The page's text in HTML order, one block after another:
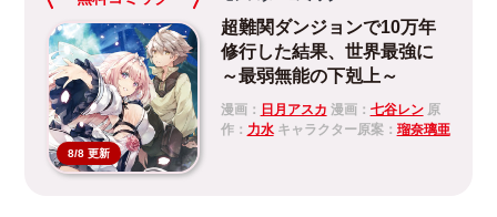
8/8 更新
超難関ダンジョンで10万年
修行した結果、世界最強に
～最弱無能の下剋上～
漫画： 日月アスカ 漫画： 七谷レン原
作： 力水キャラクター原案： 瑠奈璃亜